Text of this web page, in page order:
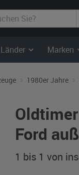
Länder Marken
1980er Jahre
Ford
1 bis 1 von